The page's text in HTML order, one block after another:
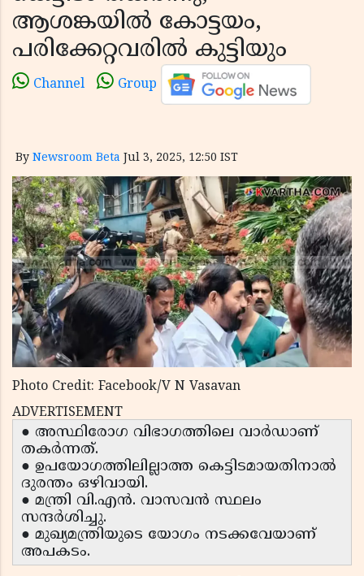
ആശങ്കയിൽ കോട്ടയം,
പരിക്കേറ്റവരിൽ കുട്ടിയും
Channel Group
By Newsroom Beta Jul 3, 2025, 12:50 IST
Photo Credit: Facebook/V N Vasavan
ADVERTISEMENT
● അസ്ഥിരോഗ വിഭാഗത്തിലെ വാർഡാണ്
തകർന്നത്.
● ഉപയോഗത്തിലില്ലാത്ത കെട്ടിടമായതിനാൽ
ദുരന്തം ഒഴിവായി.
● മന്ത്രി വി.എൻ. വാസവൻ സ്ഥലം
സന്ദർശിച്ചു.
● മുഖ്യമന്ത്രിയുടെ യോഗം നടക്കവേയാണ്
അപകടം.